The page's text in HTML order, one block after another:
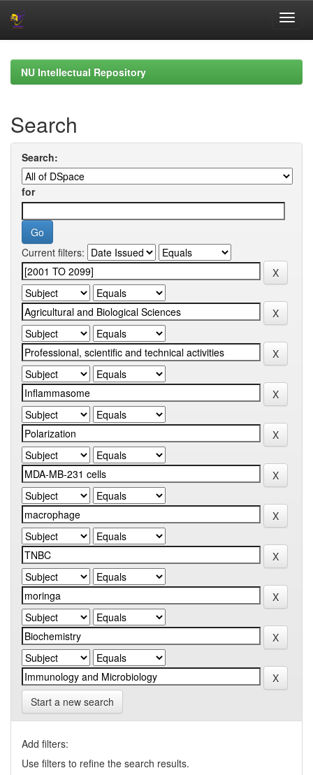
navigationNU Intellectual Repository
Search
Search:
for
Current filters:
Start a new search
Add filters:
Use filters to refine the search results.